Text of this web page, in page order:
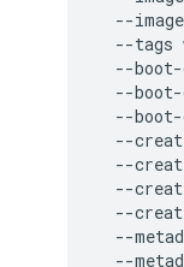
--
--tags
--
--
--
--
--
--
--
--
--